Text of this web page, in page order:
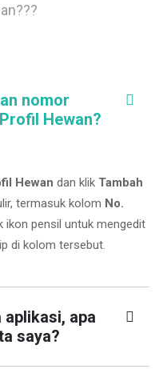
nomor
Hewan?
Hewan dan klik Tambah
termasuk kolom No.
ikon pensil untuk mengedit
di kolom tersebut.
apa
saya?